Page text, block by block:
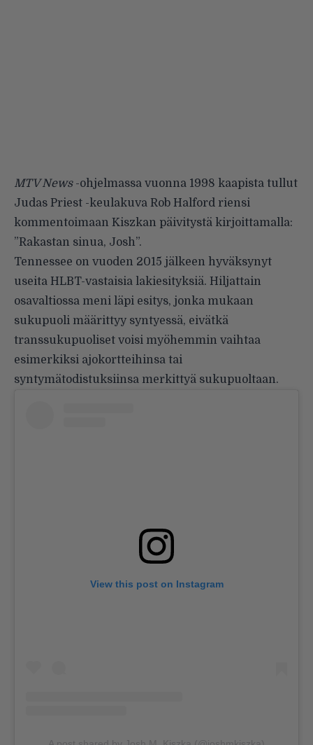
MTV News-ohjelmassa vuonna 1998 kaapista tullut
Judas Priest -keulakuva Rob Halford riensi
kommentoimaan Kiszkan päivitystä kirjoittamalla:
”Rakastan sinua, Josh”.
Tennessee on vuoden 2015 jälkeen hyväksynyt
useita HLBT-vastaisia lakiesityksiä. Hiljattain
osavaltiossa meni läpi esitys, jonka mukaan
sukupuoli määrittyy syntyessä, eivätkä
transsukupuoliset voisi myöhemmin vaihtaa
esimerkiksi ajokortteihinsa tai
syntymätodistuksiinsa merkittyä sukupuoltaan.
View this post on Instagram